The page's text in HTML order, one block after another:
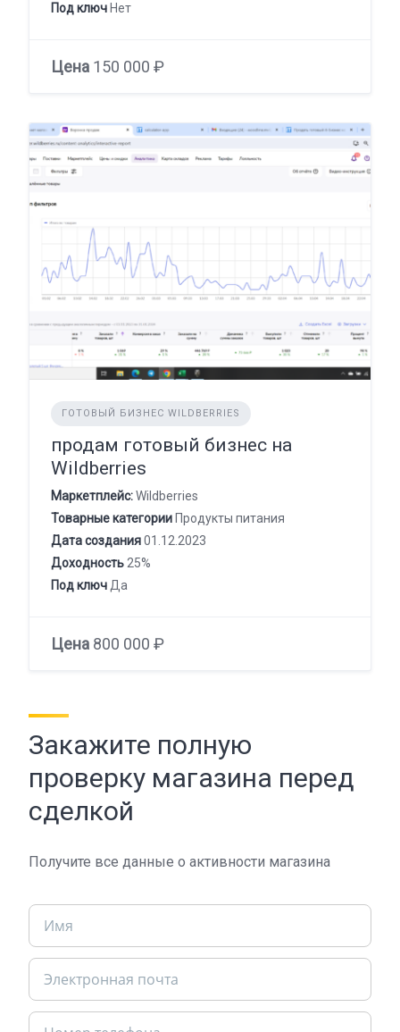
Под ключ Нет
Цена 150 000 ₽
ГОТОВЫЙ БИЗНЕС WILDBERRIES
продам готовый бизнес на
Wildberries
Маркетплейс:Wildberries
Товарные категории Продукты питания
Дата создания01.12.2023
Доходность 25%
Под ключ Да
Цена 800 000 ₽
Закажите полную
проверку магазина перед
сделкой
Получите все данные о активности магазина